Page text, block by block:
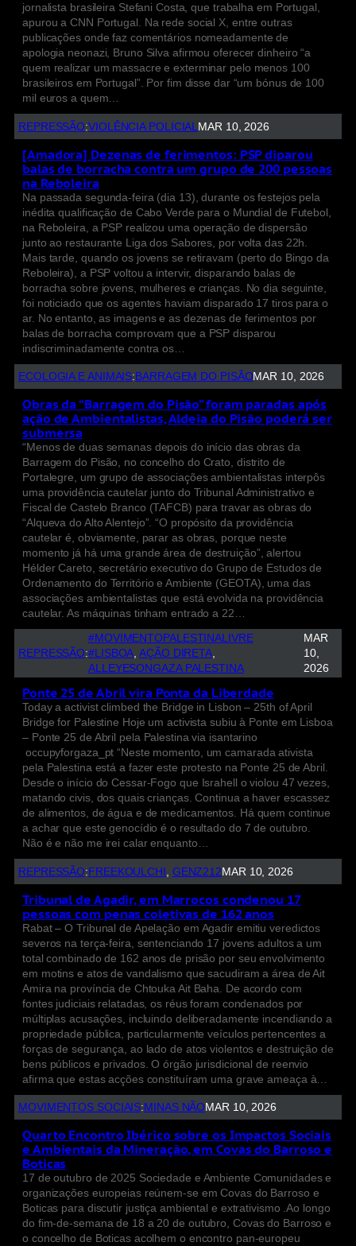
jornalista brasileira Stefani Costa, que trabalha em Portugal,
apurou a CNN Portugal. Na rede social X, entre outras
publicações onde faz comentários nomeadamente de
apologia neonazi, Bruno Silva afirmou oferecer dinheiro “a
quem realizar um massacre e exterminar pelo menos 100
brasileiros em Portugal”. Por fim disse dar “um bónus de 100
mil euros a quem…
REPRESSÃO:VIOLÊNCIA POLICIAL MAR 10, 2026
[Amadora] Dezenas de ferimentos: PSP diparou
balas de borracha contra um grupo de 200 pessoas
na Reboleira
Na passada segunda-feira (dia 13), durante os festejos pela
inédita qualificação de Cabo Verde para o Mundial de Futebol,
na Reboleira, a PSP realizou uma operação de dispersão
junto ao restaurante Liga dos Sabores, por volta das 22h.
Mais tarde, quando os jovens se retiravam (perto do Bingo da
Reboleira), a PSP voltou a intervir, disparando balas de
borracha sobre jovens, mulheres e crianças. No dia seguinte,
foi noticiado que os agentes haviam disparado 17 tiros para o
ar. No entanto, as imagens e as dezenas de ferimentos por
balas de borracha comprovam que a PSP disparou
indiscriminadamente contra os…
ECOLOGIA E ANIMAIS: BARRAGEM DO PISÃOMAR 10, 2026
Obras da “Barragem do Pisão” foram paradas após
ação de Ambientalistas, Aldeia do Pisão poderá ser
submersa
“Menos de duas semanas depois do início das obras da
Barragem do Pisão, no concelho do Crato, distrito de
Portalegre, um grupo de associações ambientalistas interpôs
uma providência cautelar junto do Tribunal Administrativo e
Fiscal de Castelo Branco (TAFCB) para travar as obras do
“Alqueva do Alto Alentejo”. “O propósito da providência
cautelar é, obviamente, parar as obras, porque neste
momento já há uma grande área de destruição”, alertou
Hélder Careto, secretário executivo do Grupo de Estudos de
Ordenamento do Território e Ambiente (GEOTA), uma das
associações ambientalistas que está evolvida na providência
cautelar. As máquinas tinham entrado a 22…
REPRESSÃO:
#MOVIMENTOPALESTINALIVRE
#LISBOA, AÇÃO DIRETA
ALLEYESONGAZA PALESTINA
MAR
10,
2026
Ponte 25 de Abril vira Ponta da Liberdade
Today a activist climbed the Bridge in Lisbon – 25th of April
Bridge for Palestine Hoje um activista subiu à Ponte em Lisboa
– Ponte 25 de Abril pela Palestina via isantarino
occupyforgaza_pt “Neste momento, um camarada ativista
pela Palestina está a fazer este protesto na Ponte 25 de Abril.
Desde o início do Cessar-Fogo que Israhell o violou 47 vezes,
matando civis, dos quais crianças. Continua a haver escassez
de alimentos, de água e de medicamentos. Há quem continue
a achar que este genocídio é o resultado do 7 de outubro.
Não é e não me irei calar enquanto…
REPRESSÃO:FREEKOULCHI GENZ212MAR 10, 2026
Tribunal de Agadir, em Marrocos condenou 17
pessoas com penas coletivas de 162 anos
Rabat – O Tribunal de Apelação em Agadir emitiu veredictos
severos na terça-feira, sentenciando 17 jovens adultos a um
total combinado de 162 anos de prisão por seu envolvimento
em motins e atos de vandalismo que sacudiram a área de Ait
Amira na província de Chtouka Ait Baha. De acordo com
fontes judiciais relatadas, os réus foram condenados por
múltiplas acusações, incluindo deliberadamente incendiando a
propriedade pública, particularmente veículos pertencentes a
forças de segurança, ao lado de atos violentos e destruição de
bens públicos e privados. O órgão jurisdicional de reenvio
afirma que estas acções constituíram uma grave ameaça à…
MOVIMENTOS SOCIAIS: MINAS NÃOMAR 10, 2026
Quarto Encontro Ibérico sobre os Impactos Sociais
e Ambientais da Mineração, em Covas do Barroso e
Boticas
17 de outubro de 2025 Sociedade e Ambiente Comunidades e
organizações europeias reúnem-se em Covas do Barroso e
Boticas para discutir justiça ambiental e extrativismo .Ao longo
do fim-de-semana de 18 a 20 de outubro, Covas do Barroso e
o concelho de Boticas acolhem o encontro pan-europeu